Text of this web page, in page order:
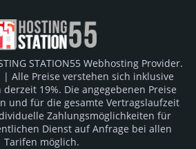
STATION55 Webhosting Provider.
| Alle Preise verstehen sich inklusive
19%. Die angegebenen Preise
und für die gesamte Vertragslaufzeit
Zahlungsmöglichkeiten für
Dienst auf Anfrage bei allen
Tarifen möglich.